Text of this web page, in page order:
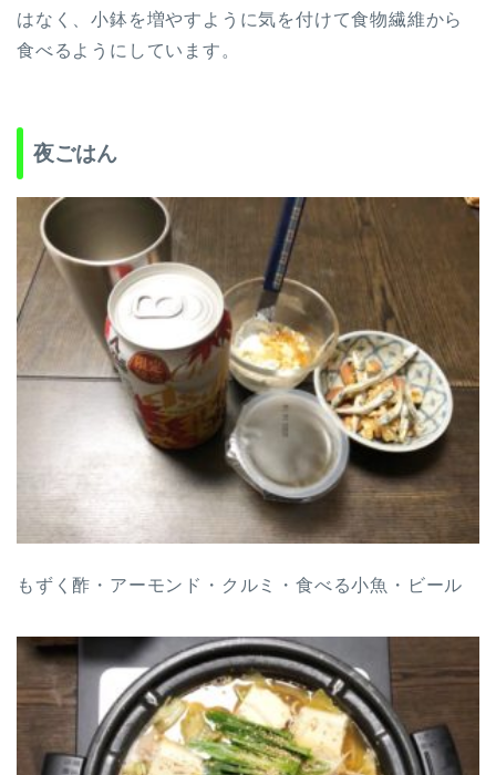
はなく、小鉢を増やすように気を付けて食物繊維から
食べるようにしています。
夜ごはん
もずく酢・アーモンド・クルミ・食べる小魚・ビール